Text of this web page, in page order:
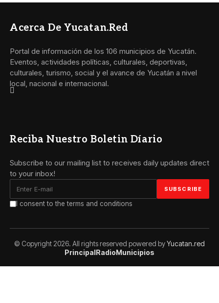
Acerca De Yucatan.red
Portal de información de los 106 municipios de Yucatán.
Eventos, actividades políticas, culturales, deportivas,
culturales, turismo, social y el avance de Yucatán a nivel
local, nacional e internacional.
Reciba Nuestro Boletin Díario
Subscribe to our mailing list to receives daily updates direct
to your inbox!
I consent to the terms and conditions
© Copyright 2026. All rights reserved powered byYucatan.red
PrincipalRadioMunicipios